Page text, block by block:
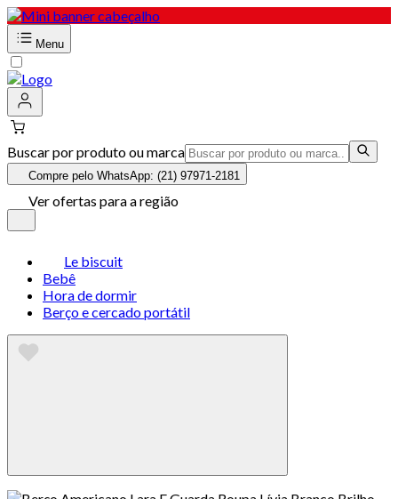
Menu
Buscar por produto ou marca
Compre pelo WhatsApp: (21) 97971-2181
Ver ofertas para a região
Le biscuit
Bebê
Hora de dormir
Berço e cercado portátil